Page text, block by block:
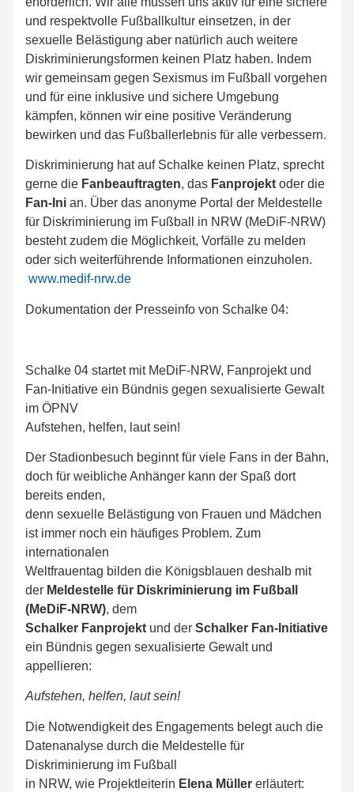
und respektvolle Fußballkultur einsetzen, in der
sexuelle Belästigung aber natürlich auch weitere
Diskriminierungsformen keinen Platz haben. Indem
wir gemeinsam gegen Sexismus im Fußball vorgehen
und für eine inklusive und sichere Umgebung
kämpfen, können wir eine positive Veränderung
bewirken und das Fußballerlebnis für alle verbessern.
Diskriminierung hat auf Schalke keinen Platz, sprecht
gerne die Fanbeauftragten, das Fanprojekt oder die
Fan-Ini an. Über das anonyme Portal der Meldestelle
für Diskriminierung im Fußball in NRW (MeDiF-NRW)
besteht zudem die Möglichkeit, Vorfälle zu melden
oder sich weiterführende Informationen einzuholen.
www.medif-nrw.de
Dokumentation der Presseinfo von Schalke 04:
Schalke 04 startet mit MeDiF-NRW, Fanprojekt und
Fan-Initiative ein Bündnis gegen sexualisierte Gewalt
im ÖPNV
Aufstehen, helfen, laut sein!
Der Stadionbesuch beginnt für viele Fans in der Bahn,
doch für weibliche Anhänger kann der Spaß dort
bereits enden,
denn sexuelle Belästigung von Frauen und Mädchen
ist immer noch ein häufiges Problem. Zum
internationalen
Weltfrauentag bilden die Königsblauen deshalb mit
der Meldestelle für Diskriminierung im Fußball
(MeDiF-NRW), dem
Schalker Fanprojekt und der Schalker Fan-Initiative
ein Bündnis gegen sexualisierte Gewalt und
appellieren:
Aufstehen, helfen, laut sein!
Die Notwendigkeit des Engagements belegt auch die
Datenanalyse durch die Meldestelle für
Diskriminierung im Fußball
in NRW, wie Projektleiterin Elena Müller erläutert: